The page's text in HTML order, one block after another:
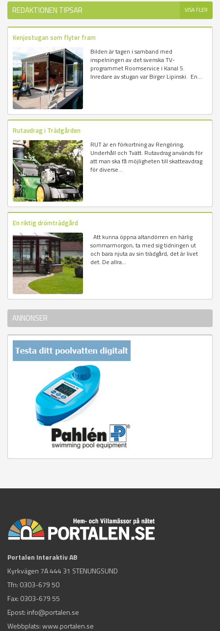
REDAKTIONEN TIPSAR VISA FLER
Kenjostugan som flyter fram
Bilden är tagen i samband med
inspelningen av det svenska TV-
programmet Roomservice i Kanal 5.
Inredare av stugan var Birger Lipinski. En...
Rutavdrag i Trädgården
RUT är en förkortning av Rengöring,
Underhåll och Tvätt. Rutavdrag används för
att man ska få möjligheten till skatteavdrag
för diverse...
En riktig drömträdgård
Att kunna öppna altandörren en härlig
sommarmorgon, ta med sig tidningen ut
och bara njuta av sin trädgård, det är livet
det. De allra...
ANNONSER
Portalen Interaktiv AB
Kyrkvägen 7A 444 31 STENUNGSUND
Tfn: 0303-679 50
Fax: 0303-679 55
Epost: info@portalen.se
Webbplats: www.portalen.se